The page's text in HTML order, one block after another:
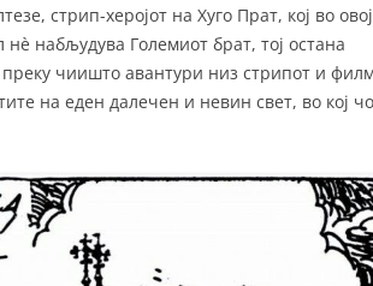
стрип-херојот на Хуго Прат, кој во овој
нè набљудува Големиот брат, тој остана
чиишто авантури низ стрипот и
на еден далечен и невин свет, во кој